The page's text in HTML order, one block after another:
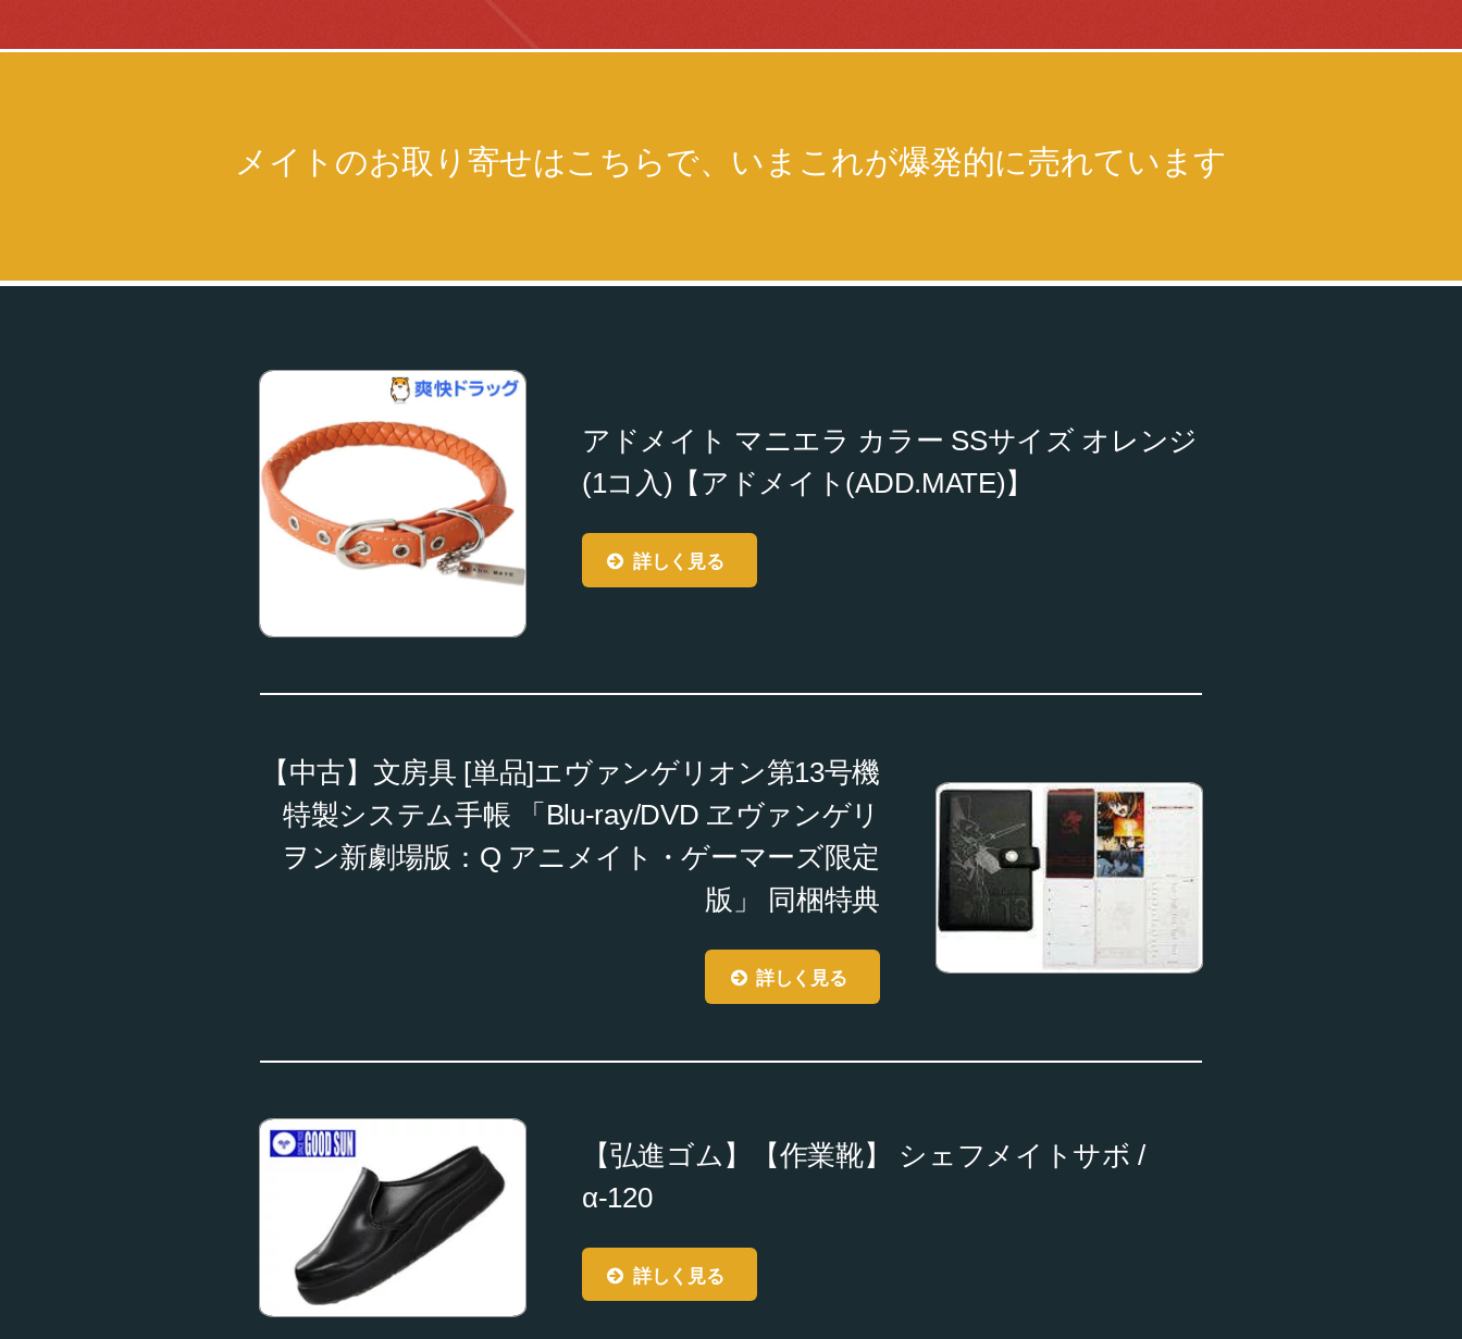
メイトのお取り寄せはこちらで、いまこれが爆発的に売れています
アドメイト マニエラ カラー SSサイズ オレンジ
(1コ入)【アドメイト(ADD.MATE)】
詳しく見る
【中古】文房具 [単品]エヴァンゲリオン第13号機
特製システム手帳 「Blu-ray/DVD ヱヴァンゲリ
ヲン新劇場版：Q アニメイト・ゲーマーズ限定
版」 同梱特典
詳しく見る
【弘進ゴム】【作業靴】 シェフメイトサボ /
α-120
詳しく見る